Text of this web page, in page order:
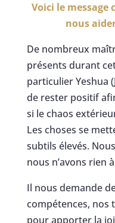
Voici le message
nous
De nombreux
présents durant
particulier Yeshua
de rester positif
si le chaos
Les choses se
subtils élevés.
nous n’avons rien
Il nous demande
compétences, nos
pour apporter la